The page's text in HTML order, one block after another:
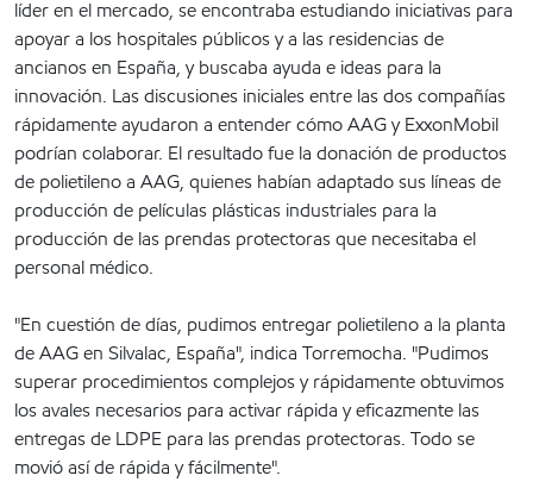
líder en el mercado, se encontraba estudiando iniciativas para
apoyar a los hospitales públicos y a las residencias de
ancianos en España, y buscaba ayuda e ideas para la
innovación. Las discusiones iniciales entre las dos compañías
rápidamente ayudaron a entender cómo AAG y ExxonMobil
podrían colaborar. El resultado fue la donación de productos
de polietileno a AAG, quienes habían adaptado sus líneas de
producción de películas plásticas industriales para la
producción de las prendas protectoras que necesitaba el
personal médico.
"En cuestión de días, pudimos entregar polietileno a la planta
de AAG en Silvalac, España", indica Torremocha. "Pudimos
superar procedimientos complejos y rápidamente obtuvimos
los avales necesarios para activar rápida y eficazmente las
entregas de LDPE para las prendas protectoras. Todo se
movió así de rápida y fácilmente".